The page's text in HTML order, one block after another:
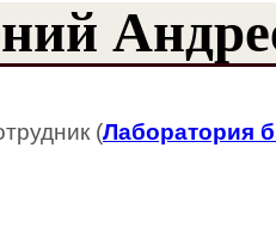
(Лаборатория